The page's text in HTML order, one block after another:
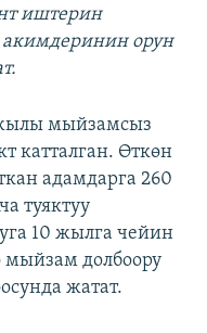
иштерин
акимдеринин орун
мыйзамсыз
катталган. Өткөн
адамдарга 260
туяктуу
10 жылга чейин
долбоору
жатат.